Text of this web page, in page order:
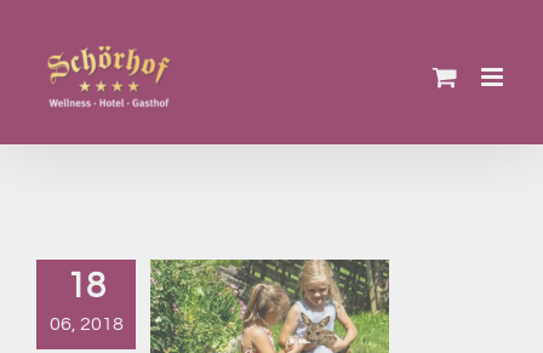
springen
18
06, 2018